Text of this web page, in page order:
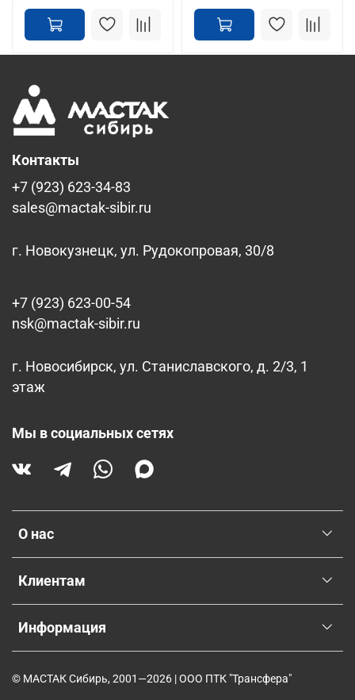
О нас
Клиентам
Информация
Контакты
+7 (923) 623-34-83
sales@mactak-sibir.ru
г. Новокузнецк, ул. Рудокопровая, 30/8
+7 (923) 623-00-54
nsk@mactak-sibir.ru
г. Новосибирск, ул. Станиславского, д. 2/3, 1
этаж
Мы в социальных сетях
© МАСТАК Сибирь, 2001—2026 | ООО ПТК "Трансфера"